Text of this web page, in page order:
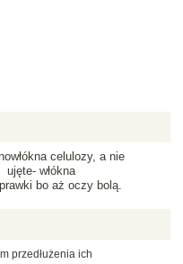
celulozy, a nie
włókna
bo aż oczy bolą.
przedłużenia ich